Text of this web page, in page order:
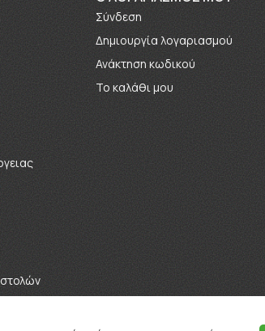
Σύνδεση
Δημιουργία λογαριασμού
Ανάκτηση κωδικού
Το καλάθι μου